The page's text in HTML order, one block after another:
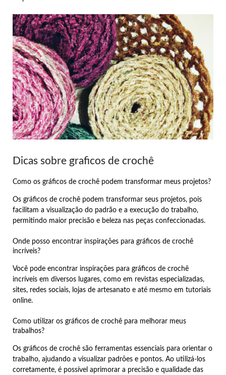
Dicas sobre graficos de crochê
Como os gráficos de crochê podem transformar meus projetos?
Os gráficos de crochê podem transformar seus projetos, pois
facilitam a visualização do padrão e a execução do trabalho,
permitindo maior precisão e beleza nas peças confeccionadas.
Onde posso encontrar inspirações para gráficos de crochê
incríveis?
Você pode encontrar inspirações para gráficos de crochê
incríveis em diversos lugares, como em revistas especializadas,
sites, redes sociais, lojas de artesanato e até mesmo em tutoriais
online.
Como utilizar os gráficos de crochê para melhorar meus
trabalhos?
Os gráficos de crochê são ferramentas essenciais para orientar o
trabalho, ajudando a visualizar padrões e pontos. Ao utilizá-los
corretamente, é possível aprimorar a precisão e qualidade das